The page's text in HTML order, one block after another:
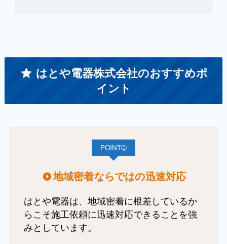
はとや電器株式会社のおすすめポ
イント
POINT➀
地域密着ならではの迅速対応
はとや電器は、地域密着に根差しているか
らこそ施工依頼に迅速対応できることを強
みとしています。